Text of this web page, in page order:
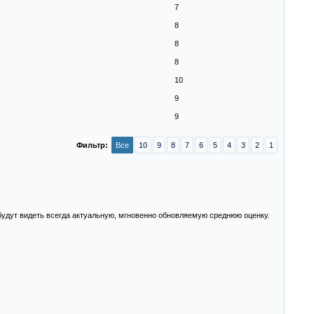
7
8
8
8
10
9
9
Все 10 9 8 7 6 5 4 3 2 1
Фильтр:
видеть всегда актуальную, мгновенно обновляемую среднюю оценку.